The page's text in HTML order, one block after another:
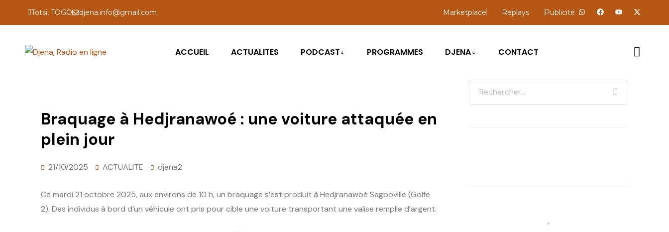
Totsi, TOGO djena.info@gmail.com Marketplace Replays Publicité
ACCUEIL ACTUALITES PODCAST PROGRAMMES DJENA CONTACT
Braquage à Hedjranawoé : une voiture attaquée en
plein jour
21/10/2025 ACTUALITE djena2
Ce mardi 21 octobre 2025, aux environs de 10 h, un braquage s’est produit à Hedjranawoé Sagboville (Golfe
2). Des individus à bord d’un véhicule ont pris pour cible une voiture transportant une valise remplie d’argent.